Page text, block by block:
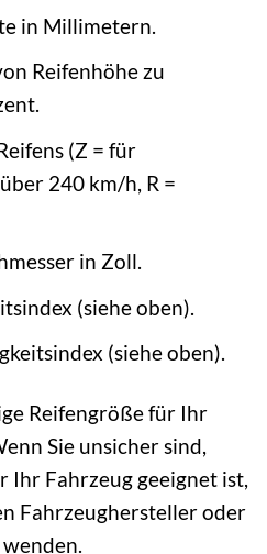
in Millimetern.
Reifenhöhe zu
(Z = für
240 km/h, R =
in Zoll.
(siehe oben).
(siehe oben).
Reifengröße für Ihr
Sie unsicher sind,
Ihr Fahrzeug geeignet ist,
Fahrzeughersteller oder